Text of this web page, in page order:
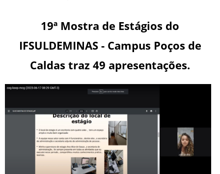
19ª Mostra de Estágios do
IFSULDEMINAS - Campus Poços de
Caldas traz 49 apresentações.